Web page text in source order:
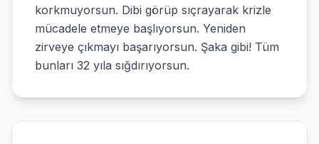
korkmuyorsun. Dibi görüp sıçrayarak krizle
mücadele etmeye başlıyorsun. Yeniden
zirveye çıkmayı başarıyorsun. Şaka gibi! Tüm
bunları 32 yıla sığdırıyorsun.